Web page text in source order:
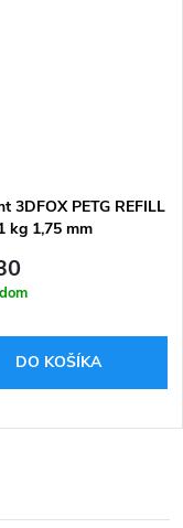
3DFOX PETG REFILL
kg 1,75 mm
DO KOŠÍKA